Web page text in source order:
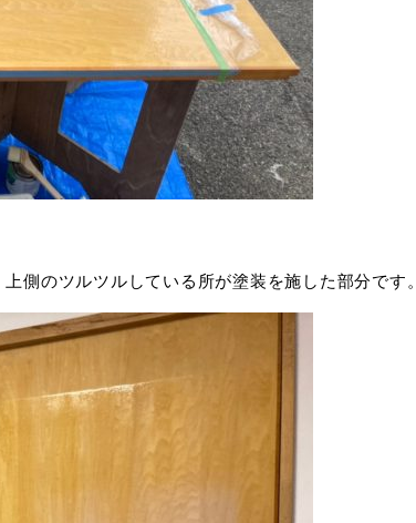
側のツルツルしている所が塗装を施した部分です。